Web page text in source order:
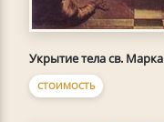
Укрытие тела св. Марка
СТОИМОСТЬ